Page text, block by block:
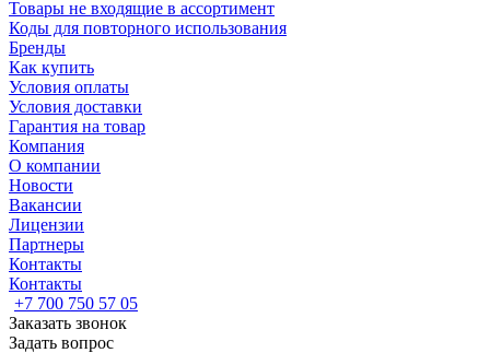
Товары не входящие в ассортимент
Коды для повторного использования
Бренды
Как купить
Условия оплаты
Условия доставки
Гарантия на товар
Компания
О компании
Новости
Вакансии
Лицензии
Партнеры
Контакты
Контакты
+7 700 750 57 05
Заказать звонок
Задать вопрос